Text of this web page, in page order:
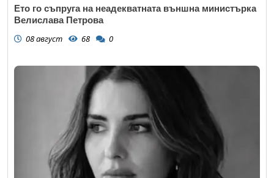
Ето го съпруга на неадекватната външна министърка
Велислава Петрова
08 август 68 0